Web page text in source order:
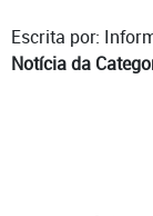
Escrita por:
Notícia da